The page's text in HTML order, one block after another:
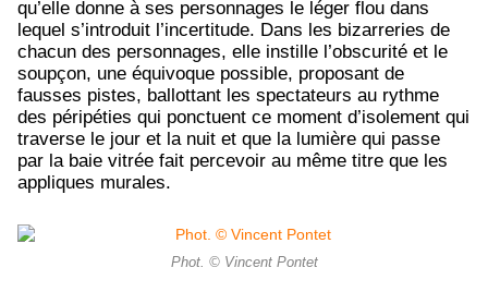
qu’elle donne à ses personnages le léger flou dans
lequel s’introduit l’incertitude. Dans les bizarreries de
chacun des personnages, elle instille l’obscurité et le
soupçon, une équivoque possible, proposant de
fausses pistes, ballottant les spectateurs au rythme
des péripéties qui ponctuent ce moment d’isolement qui
traverse le jour et la nuit et que la lumière qui passe
par la baie vitrée fait percevoir au même titre que les
appliques murales.
Phot. © Vincent Pontet